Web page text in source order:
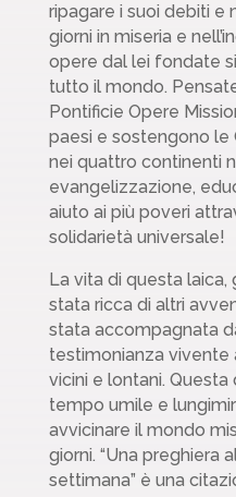
ripagare i suoi debiti e
giorni in miseria e
opere dal lei fondate
tutto il mondo.
Pontificie Opere
paesi e sostengono le
nei quattro continenti
evangelizzazione,
aiuto ai più poveri
solidarietà universale!
La vita di questa laica,
stata ricca di altri
stata accompagnata
testimonianza vivente
vicini e lontani. Questa
tempo umile e
avvicinare il mondo
giorni. “Una preghiera
settimana” è una